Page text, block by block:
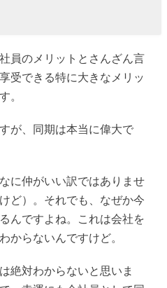
員のメリットとさんざん言
受できる特に大きなメリッ
。
が、同期は本当に偉大で
に仲がいい訳ではありませ
ど）。それでも、なぜか今
んですよね。これは会社を
からないんですけど。
絶対わからないと思いま